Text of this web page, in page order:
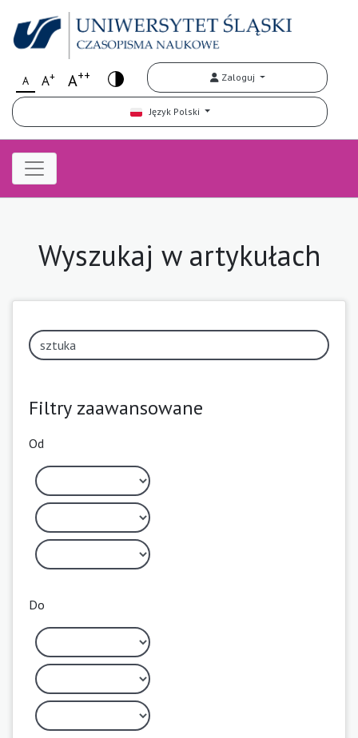
A A+ A++ Zaloguj
Język Polski
Wyszukaj w artykułach
Filtry zaawansowane
Od
Do